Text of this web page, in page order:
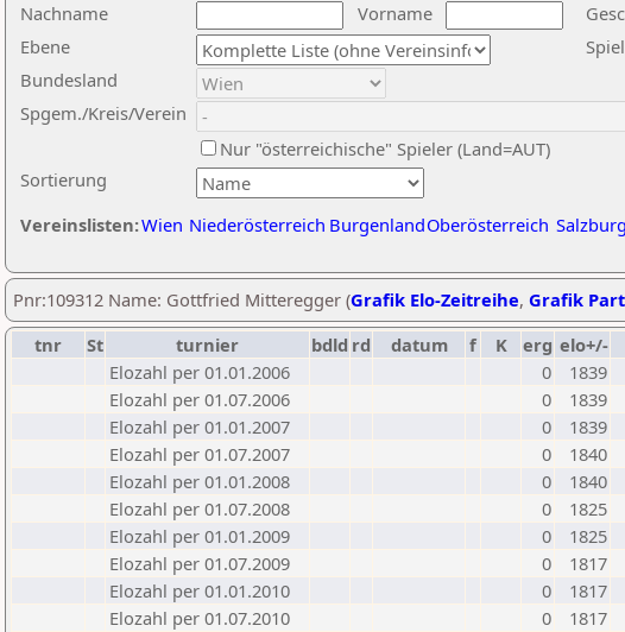
Nachname
Vorname
Ebene
Sortierung
Bundesland
Spgem./Kreis/Verein
Nur "österreichische" Spieler (Land=AUT)
Vereinslisten:Wien Niederösterreich BurgenlandOberösterreich Salzburg
Pnr:109312 Name: Gottfried Mitteregger (Grafik Elo-Zeitreihe, Grafik
tnr
St turnier bdld rd datum f K erg elo+/-
Elozahl per 01.01.2006
0
1839
Elozahl per 01.07.2006
0
1839
Elozahl per 01.01.2007
0
1839
Elozahl per 01.07.2007
0
1840
Elozahl per 01.01.2008
0
1840
Elozahl per 01.07.2008
0
1825
Elozahl per 01.01.2009
0
1825
Elozahl per 01.07.2009
0
1817
Elozahl per 01.01.2010
0
1817
Elozahl per 01.07.2010
0
1817